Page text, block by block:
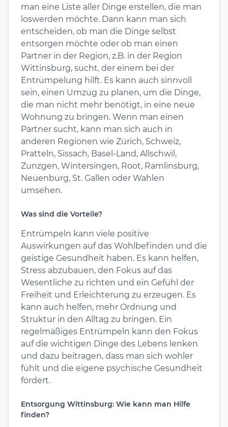
man eine Liste aller Dinge erstellen, die man
loswerden möchte. Dann kann man sich
entscheiden, ob man die Dinge selbst
entsorgen möchte oder ob man einen
Partner in der Region, z.B. in der Region
Wittinsburg, sucht, der einem bei der
Entrümpelung hilft. Es kann auch sinnvoll
sein, einen Umzug zu planen, um die Dinge,
die man nicht mehr benötigt, in eine neue
Wohnung zu bringen. Wenn man einen
Partner sucht, kann man sich auch in
anderen Regionen wie Zürich, Schweiz,
Pratteln, Sissach, Basel-Land, Allschwil,
Zunzgen, Wintersingen, Root, Ramlinsburg,
Neuenburg, St. Gallen oder Wahlen
umsehen.
Was sind die Vorteile?
Entrümpeln kann viele positive
Auswirkungen auf das Wohlbefinden und die
geistige Gesundheit haben. Es kann helfen,
Stress abzubauen, den Fokus auf das
Wesentliche zu richten und ein Gefühl der
Freiheit und Erleichterung zu erzeugen. Es
kann auch helfen, mehr Ordnung und
Struktur in den Alltag zu bringen. Ein
regelmäßiges Entrümpeln kann den Fokus
auf die wichtigen Dinge des Lebens lenken
und dazu beitragen, dass man sich wohler
fühlt und die eigene psychische Gesundheit
fördert.
Entsorgung Wittinsburg: Wie kann man Hilfe
finden?